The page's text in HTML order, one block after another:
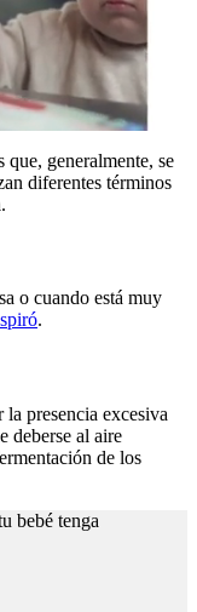
que, generalmente, se
diferentes términos
.
o cuando está muy
.
presencia excesiva
deberse al aire
de los